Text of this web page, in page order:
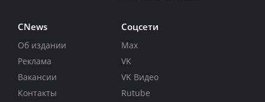
CNews
Об издании
Реклама
Вакансии
Контакты
Соцсети
Max
VK
VK Видео
Rutube